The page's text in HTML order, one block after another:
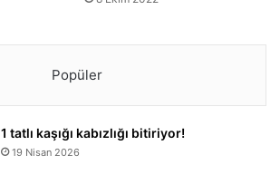
Popüler
1 tatlı kaşığı kabızlığı bitiriyor!
19 Nisan 2026